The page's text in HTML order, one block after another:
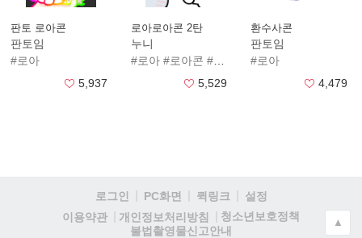
판토 로아콘
판토임
#로아
5,937
로아로아콘 2탄
누니
#로아 #로아콘 #로아로아콘
5,529
환수사콘
판토임
#로아
4,479
로그인 PC화면 퀵링크
설정
이용약관
개인정보처리방침
청소년보호정책
불법촬영물신고안내
▲